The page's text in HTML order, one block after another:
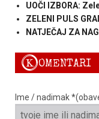
UOČI IZBORA:
ZELENI PULS
NATJEČAJ ZA
KOMENTARI
Ime / nadimak